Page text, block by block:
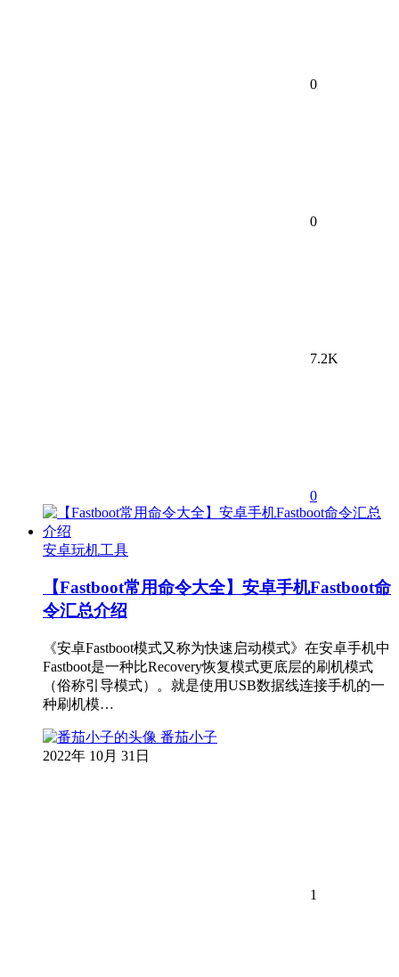
0
0
7.2K
0
安卓玩机工具
【Fastboot常用命令大全】安卓手机Fastboot命
令汇总介绍
《安卓Fastboot模式又称为快速启动模式》在安卓手机中
Fastboot是一种比Recovery恢复模式更底层的刷机模式
（俗称引导模式）。就是使用USB数据线连接手机的一
种刷机模…
番茄小子
2022年 10月 31日
1